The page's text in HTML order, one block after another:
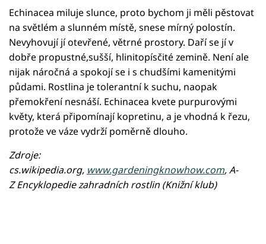
Echinacea miluje slunce, proto bychom ji měli pěstovat
na světlém a slunném místě, snese mírný polostín.
Nevyhovují jí otevřené, větrné prostory. Daří se jí v
dobře propustné,sušší, hlinitopísčité zemině. Není ale
nijak náročná a spokojí se i s chudšími kamenitými
půdami. Rostlina je tolerantní k suchu, naopak
přemokření nesnáší. Echinacea kvete purpurovými
květy, která připomínají kopretinu, a je vhodná k řezu,
protože ve váze vydrží poměrně dlouho.
Zdroje:
cs.wikipedia.org, www.gardeningknowhow.com, A-
Z Encyklopedie zahradních rostlin (Knižní klub)